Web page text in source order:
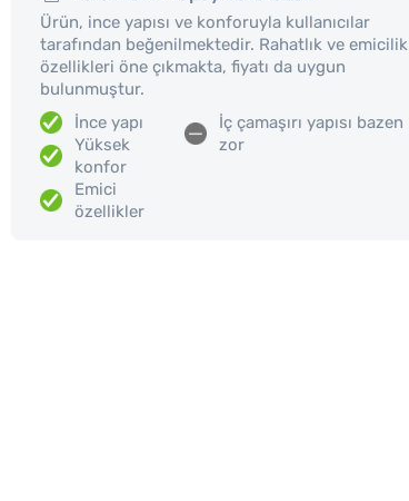
Ürün, ince yapısı ve konforuyla kullanıcılar
tarafından beğenilmektedir. Rahatlık ve emicilik
özellikleri öne çıkmakta, fiyatı da uygun
bulunmuştur.
İnce yapı
Yüksek
konfor
Emici
özellikler
İç çamaşırı yapısı bazen
zor